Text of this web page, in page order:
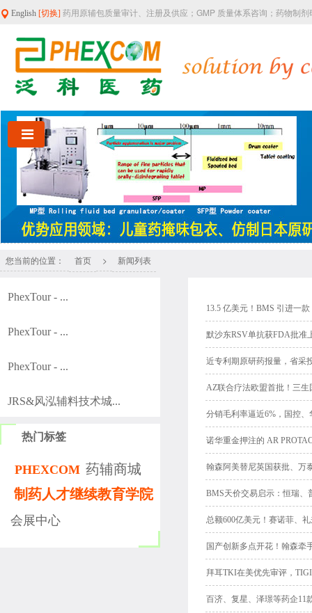
English [切换] 药用原辅包质量审计、注册及供应；GMP 质量体系咨询；药物制
您当前的位置： 首页 > 新闻列表
PhexTour - ...
PhexTour - ...
PhexTour - ...
JRS&风泓辅料技术城...
热门标签
PHEXCOM 药辅商城
制药人才继续教育学院
会展中心
13.5 亿美元！BMS 引进一
默沙东RSV单抗获FDA批准
近专利期原研药报量，省采
AZ联合疗法欧盟首批！三
分销毛利率逼近6%，国控
诺华重金押注的 AR
翰森阿美替尼英国获批、万
BMS天价交易启示：恒瑞、
总额600亿美元！赛诺菲、
国产创新多点开花！翰森牵
拜耳TKI在美优先审评，
百济、复星、泽璟等药企11